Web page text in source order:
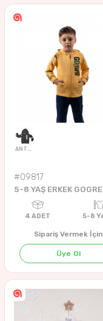
AÇIK GRİ EKRU İNDİGO
#09817
Sipariş Vermek İçin
Üye Ol